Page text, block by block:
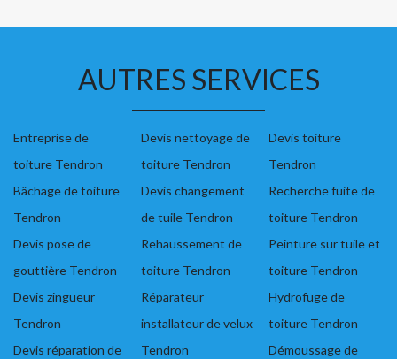
AUTRES SERVICES
Entreprise de
toiture Tendron
Bâchage de toiture
Tendron
Devis pose de
gouttière Tendron
Devis zingueur
Tendron
Devis réparation de
Devis nettoyage de
toiture Tendron
Devis changement
de tuile Tendron
Rehaussement de
toiture Tendron
Réparateur
installateur de velux
Tendron
Devis toiture
Tendron
Recherche fuite de
toiture Tendron
Peinture sur tuile et
toiture Tendron
Hydrofuge de
toiture Tendron
Démoussage de